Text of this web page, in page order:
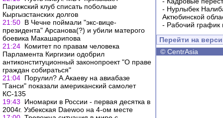
Парижский клуб списать побольше
Кыргызстанских долгов
21:50 В Чечне поймали "экс-вице-
президента" Арсанова(?) и убили матерого
боевика Макашарипова
21:24 Комитет по правам человека
Парламента Киргизии одобрил
антиконституционный законопроект "О праве
граждан собираться"
21:04 Порулил? А.Акаеву на авиабазе
"Ганси" показали американский самолет
КС-135
19:43
Иномарки в России - первая десятка в
2004г. Узбекская Daewoo на 4-ом месте
- Нурлыбек
Актюбинской
- Рабочий график
Перейти на
© CentrAsia